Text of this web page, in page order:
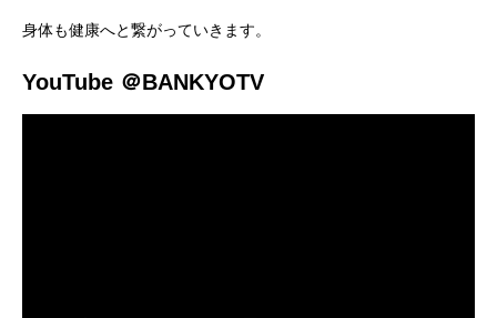
身体も健康へと繋がっていきます。
YouTube ＠BANKYOTV